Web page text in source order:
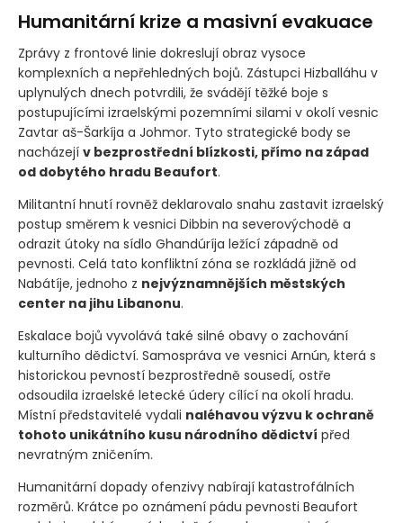
Humanitární krize a masivní evakuace
Zprávy z frontové linie dokreslují obraz vysoce
komplexních a nepřehledných bojů. Zástupci Hizballáhu v
uplynulých dnech potvrdili, že svádějí těžké boje s
postupujícími izraelskými pozemními silami v okolí vesnic
Zavtar aš-Šarkíja a Johmor. Tyto strategické body se
nacházejí v bezprostřední blízkosti, přímo na západ
od dobytého hradu Beaufort.
Militantní hnutí rovněž deklarovalo snahu zastavit izraelský
postup směrem k vesnici Dibbin na severovýchodě a
odrazit útoky na sídlo Ghandúríja ležící západně od
pevnosti. Celá tato konfliktní zóna se rozkládá jižně od
Nabátíje, jednoho z nejvýznamnějších městských
center na jihu Libanonu.
Eskalace bojů vyvolává také silné obavy o zachování
kulturního dědictví. Samospráva ve vesnici Arnún, která s
historickou pevností bezprostředně sousedí, ostře
odsoudila izraelské letecké údery cílící na okolí hradu.
Místní představitelé vydali naléhavou výzvu k ochraně
tohoto unikátního kusu národního dědictví před
nevratným zničením.
Humanitární dopady ofenzivy nabírají katastrofálních
rozměrů. Krátce po oznámení pádu pevnosti Beaufort